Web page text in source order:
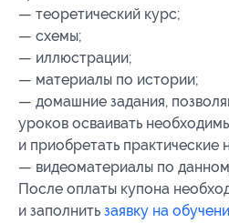
— теоретический курс;
— схемы;
— иллюстрации;
— материалы по истории;
— домашние задания,
уроков осваивать
и приобретать практические
— видеоматериалы по
После оплаты купона
и заполнить заявку на